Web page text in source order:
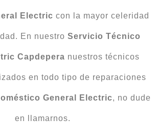
Electric con la mayor celeridad
En nuestro Servicio Técnico
Capdepera nuestros técnicos
en todo tipo de reparaciones
General Electric, no dude
en llamarnos.